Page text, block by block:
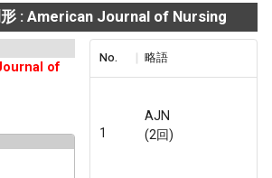
: American Journal of Nursing
of
No. 略語
1
AJN
(2回)